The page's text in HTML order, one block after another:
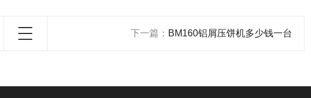
下一篇： BM160铝屑压饼机多少钱一台